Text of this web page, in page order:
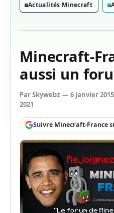
Actualités Minecraft
Minecraft-
aussi un
ParSkywebz 6 janvier 2015
2021
Suivre Minecraft-France